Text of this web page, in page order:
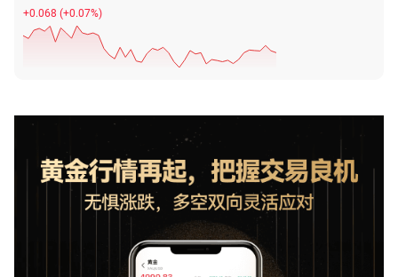
+0.067 (+0.07%)